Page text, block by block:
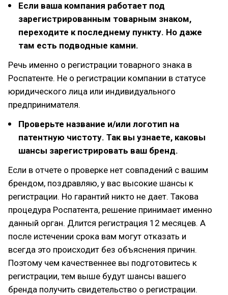
Если ваша компания работает под
зарегистрированным товарным знаком,
переходите к последнему пункту. Но даже
там есть подводные камни.
Речь именно о регистрации товарного знака в
Роспатенте. Не о регистрации компании в статусе
юридического лица или индивидуального
предпринимателя.
Проверьте название и/или логотип на
патентную чистоту. Так вы узнаете, каковы
шансы зарегистрировать ваш бренд.
Если в отчете о проверке нет совпадений с вашим
брендом, поздравляю, у вас высокие шансы к
регистрации. Но гарантий никто не дает. Такова
процедура Роспатента, решение принимает именно
данный орган. Длится регистрация 12 месяцев. А
после истечении срока вам могут отказать и
всегда это происходит без объяснения причин.
Поэтому чем качественнее вы подготовитесь к
регистрации, тем выше будут шансы вашего
бренда получить свидетельство о регистрации.